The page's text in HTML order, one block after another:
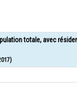
totale, avec